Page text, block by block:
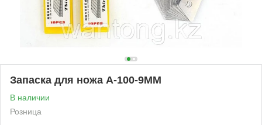
Запаска для ножа A-100-9MM
В наличии
Розница